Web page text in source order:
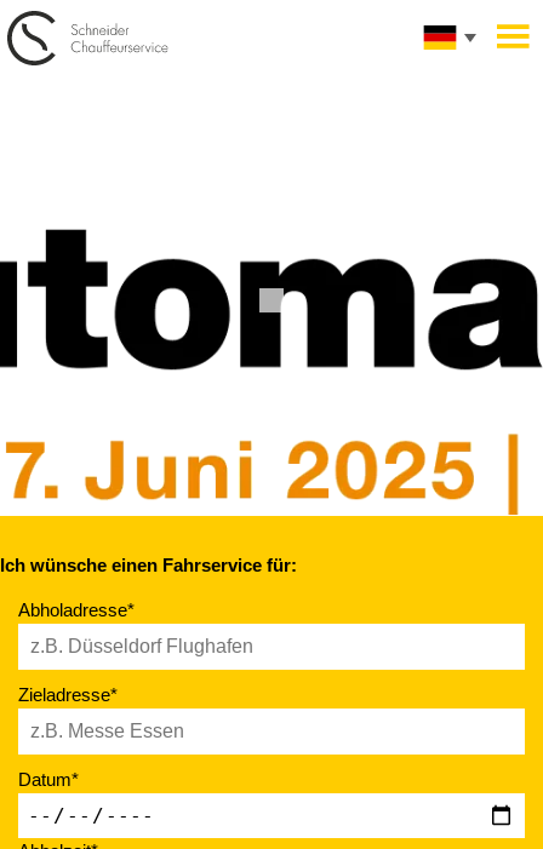
Ich wünsche einen Fahrservice für:
Abholadresse*
Zieladresse*
Datum*